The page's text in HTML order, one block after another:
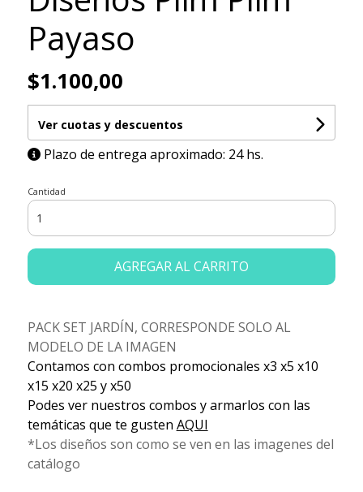
Payaso
$1.100,00
Ver cuotas y descuentos
Plazo de entrega aproximado: 24 hs.
Cantidad
AGREGAR AL CARRITO
PACK SET JARDÍN, CORRESPONDE SOLO AL
MODELO DE LA IMAGEN
Contamos con combos promocionales x3 x5 x10
x15 x20 x25 y x50
Podes ver nuestros combos y armarlos con las
temáticas que te gusten AQUI
*Los diseños son como se ven en las imagenes del
catálogo